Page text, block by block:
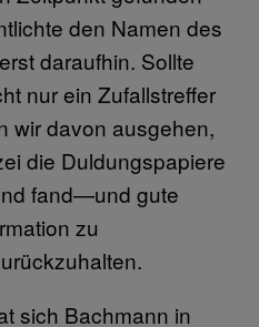
den Namen des
daraufhin. Sollte
nur ein Zufallstreffer
wir davon ausgehen,
die Duldungspapiere
fand—und gute
zu
sich Bachmann in